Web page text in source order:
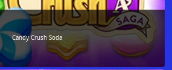
Candy Crush Soda